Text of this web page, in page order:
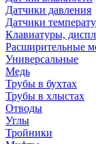
Датчики давления
Датчики
Клавиатуры,
Расширительные
Универсальные
Медь
Трубы в бухтах
Трубы в хлыстах
Отводы
Углы
Тройники